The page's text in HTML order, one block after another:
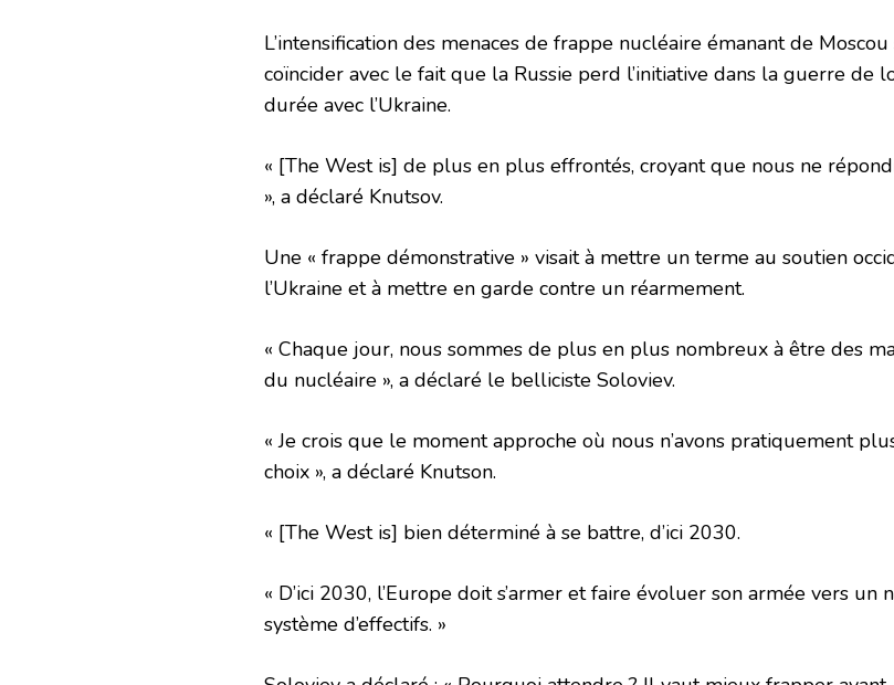
L’intensification des menaces de frappe nucléaire émanant de
coïncider avec le fait que la Russie perd l’initiative dans la guerre de
durée avec l’Ukraine.
« [The West is] de plus en plus effrontés, croyant que nous ne
», a déclaré Knutsov.
Une « frappe démonstrative » visait à mettre un terme au soutien
l’Ukraine et à mettre en garde contre un réarmement.
« Chaque jour, nous sommes de plus en plus nombreux à être des
du nucléaire », a déclaré le belliciste Soloviev.
« Je crois que le moment approche où nous n’avons pratiquement
choix », a déclaré Knutson.
« [The West is] bien déterminé à se battre, d’ici 2030.
« D’ici 2030, l’Europe doit s’armer et faire évoluer son armée vers un
système d’effectifs. »